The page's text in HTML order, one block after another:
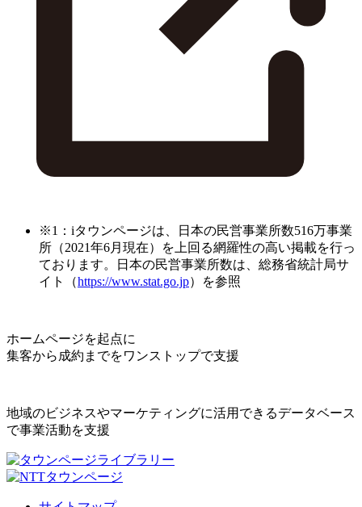
※1：iタウンページは、日本の民営事業所数516万事業
所（2021年6月現在）を上回る網羅性の高い掲載を行っ
ております。日本の民営事業所数は、総務省統計局サ
イト（https://www.stat.go.jp）を参照
ホームページを起点に
集客から成約までをワンストップで支援
地域のビジネスやマーケティングに活用できるデータベース
で事業活動を支援